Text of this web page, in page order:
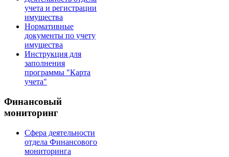
учета и регистрации
имущества
Нормативные
документы по учету
имущества
Инструкция для
заполнения
программы "Карта
учета"
Финансовый
мониторинг
Сфера деятельности
отдела Финансового
мониторинга